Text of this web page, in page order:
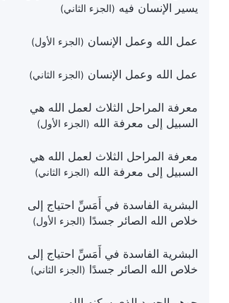
يسير الإنسان فيه (الجزء الثاني)
عمل الله وعمل الإنسان (الجزء الأول)
عمل الله وعمل الإنسان (الجزء الثاني)
معرفة المراحل الثلاث لعمل الله هي
السبيل إلى معرفة الله (الجزء الأول)
معرفة المراحل الثلاث لعمل الله هي
السبيل إلى معرفة الله (الجزء الثاني)
البشرية الفاسدة في أَمَسِّ احتياج إلى
خلاص الله الصائر جسدًا (الجزء الأول)
البشرية الفاسدة في أَمَسِّ احتياج إلى
خلاص الله الصائر جسدًا (الجزء الثاني)